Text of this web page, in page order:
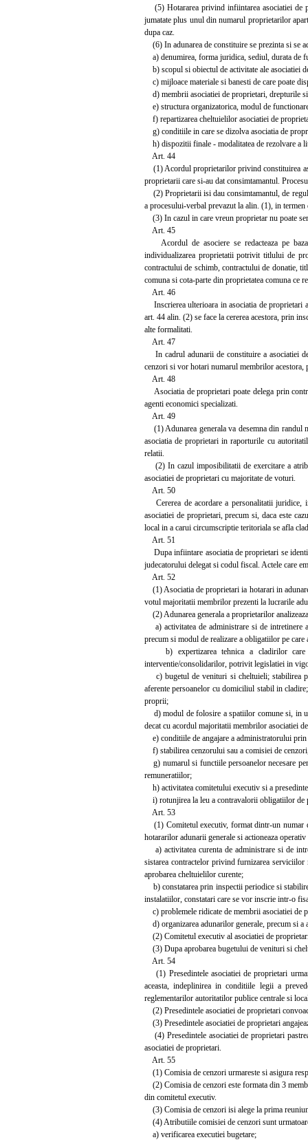
(5) Hotararea privind infiintarea asociatiei de
jumatate plus unul din numarul proprietarilor
dupa caz.
(6) In adunarea de constituire se prezinta si se
a) denumirea, forma juridica, sediul, durata de
b) scopul si obiectul de activitate ale asociatiei
c) mijloace materiale si banesti de care poate
d) membrii asociatiei de proprietari, drepturile
e) structura organizatorica, modul de
f) repartizarea cheltuielilor asociatiei de
g) conditiile in care se dizolva asociatia de
h) dispozitii finale - modalitatea de rezolvare a
Art. 44
(1) Acordul proprietarilor privind constituirea
proprietarii care si-au dat consimtamantul.
(2) Proprietarii isi dau consimtamantul, de
a procesului-verbal prevazut la alin. (1), in
(3) In cazul in care vreun proprietar nu poate
Art. 45
Acordul de asociere se redacteaza pe
individualizarea proprietatii potrivit titlului de
contractului de schimb, contractului de donatie,
comuna si cota-parte din proprietatea comuna ce
Art. 46
Inscrierea ulterioara in asociatia de proprietari
art. 44 alin. (2) se face la cererea acestora, prin
alte formalitati.
Art. 47
In cadrul adunarii de constituire a asociatiei
cenzori si vor hotari numarul membrilor acestora,
Art. 48
Asociatia de proprietari poate delega prin
agenti economici specializati.
Art. 49
(1) Adunarea generala va desemna din randul
asociatia de proprietari in raporturile cu
relatii.
(2) In cazul imposibilitatii de exercitare a
asociatiei de proprietari cu majoritate de voturi.
Art. 50
Cererea de acordare a personalitatii juridice,
asociatiei de proprietari, precum si, daca este
local in a carui circumscriptie teritoriala se afla
Art. 51
Dupa infiintare asociatia de proprietari se
judecatorului delegat si codul fiscal. Actele care
Art. 52
(1) Asociatia de proprietari ia hotarari in
votul majoritatii membrilor prezenti la lucrarile
(2) Adunarea generala a proprietarilor
a) activitatea de administrare si de intretinere
precum si modul de realizare a obligatiilor pe
b) expertizarea tehnica a cladirilor care
interventie/consolidarilor, potrivit legislatiei in
c) bugetul de venituri si cheltuieli; stabilirea
aferente persoanelor cu domiciliul stabil in
proprii;
d) modul de folosire a spatiilor comune si, in
decat cu acordul majoritatii membrilor asociatiei
e) conditiile de angajare a administratorului prin
f) stabilirea cenzorului sau a comisiei de
g) numarul si functiile persoanelor necesare
remuneratiilor;
h) activitatea comitetului executiv si a
i) rotunjirea la leu a contravalorii obligatiilor de
Art. 53
(1) Comitetul executiv, format dintr-un numar
hotararilor adunarii generale si actioneaza
a) activitatea curenta de administrare si de
sistarea contractelor privind furnizarea
aprobarea cheltuielilor curente;
b) constatarea prin inspectii periodice si
instalatiilor, constatari care se vor inscrie intr-o
c) problemele ridicate de membrii asociatiei de
d) organizarea adunarilor generale, precum si a
(2) Comitetul executiv al asociatiei de
(3) Dupa aprobarea bugetului de venituri si
Art. 54
(1) Presedintele asociatiei de proprietari
aceasta, indeplinirea in conditiile legii a
reglementarilor autoritatilor publice centrale si
(2) Presedintele asociatiei de proprietari
(3) Presedintele asociatiei de proprietari
(4) Presedintele asociatiei de proprietari
asociatiei de proprietari.
Art. 55
(1) Comisia de cenzori urmareste si asigura
(2) Comisia de cenzori este formata din 3
din comitetul executiv.
(3) Comisia de cenzori isi alege la prima
(4) Atributiile comisiei de cenzori sunt
a) verificarea executiei bugetare;